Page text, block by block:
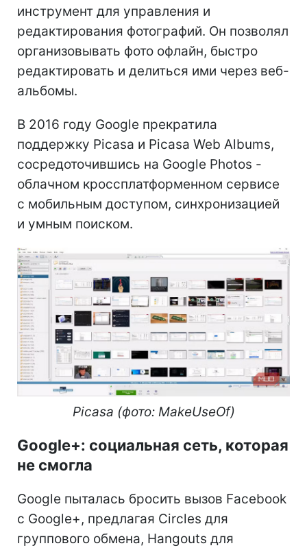
инструмент для управления и
редактирования фотографий. Он позволял
организовывать фото офлайн, быстро
редактировать и делиться ими через веб-
альбомы.
В 2016 году Google прекратила
поддержку Picasa и Picasa Web Albums,
сосредоточившись на Google Photos -
облачном кроссплатформенном сервисе
с мобильным доступом, синхронизацией
и умным поиском.
Picasa (фото: MakeUseOf)
Google+: социальная сеть, которая
не смогла
Google пыталась бросить вызов Facebook
с Google+, предлагая Circles для
группового обмена, Hangouts для